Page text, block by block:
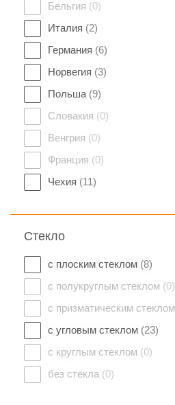
Бельгия (0)
Италия (2)
Германия (6)
Норвегия (3)
Польша (9)
Словакия (0)
Венгрия (0)
Франция (0)
Чехия (11)
Стекло
с плоским стеклом (8)
с полукруглым стеклом (0)
с призматическим стеклом
с угловым стеклом (23)
с круглым стеклом (0)
без стекла (0)